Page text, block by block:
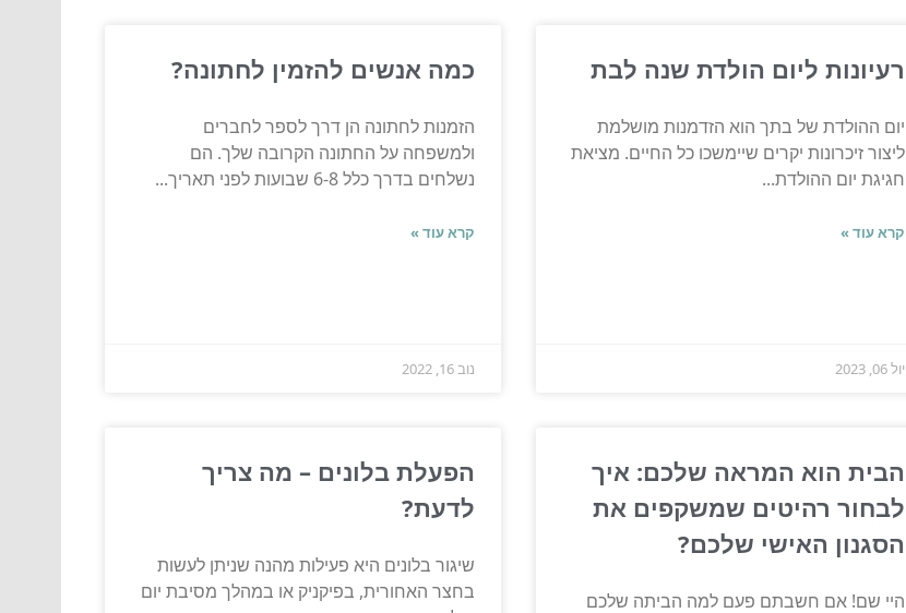
רעיונות ליום הולדת שנה לבת
יום ההולדת של בתך הוא הזדמנות מושלמת
ליצור זיכרונות יקרים שיימשכו כל החיים. מציאת
חגיגת יום ההולדת...
קרא עוד »
יול 06, 2023
כמה אנשים להזמין לחתונה?
הזמנות לחתונה הן דרך לספר לחברים
ולמשפחה על החתונה הקרובה שלך. הם
נשלחים בדרך כלל 6-8 שבועות לפני תאריך...
קרא עוד »
נוב 16, 2022
הבית הוא המראה שלכם: איך
לבחור רהיטים שמשקפים את
הסגנון האישי שלכם?
היי שם! אם חשבתם פעם למה הביתה שלכם
הפעלת בלונים – מה צריך
לדעת?
שיגור בלונים היא פעילות מהנה שניתן לעשות
בחצר האחורית, בפיקניק או במהלך מסיבת יום